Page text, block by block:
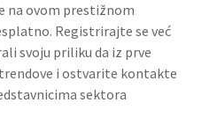
na ovom prestižnom
Registrirajte se već
svoju priliku da iz prve
i ostvarite kontakte
sektora